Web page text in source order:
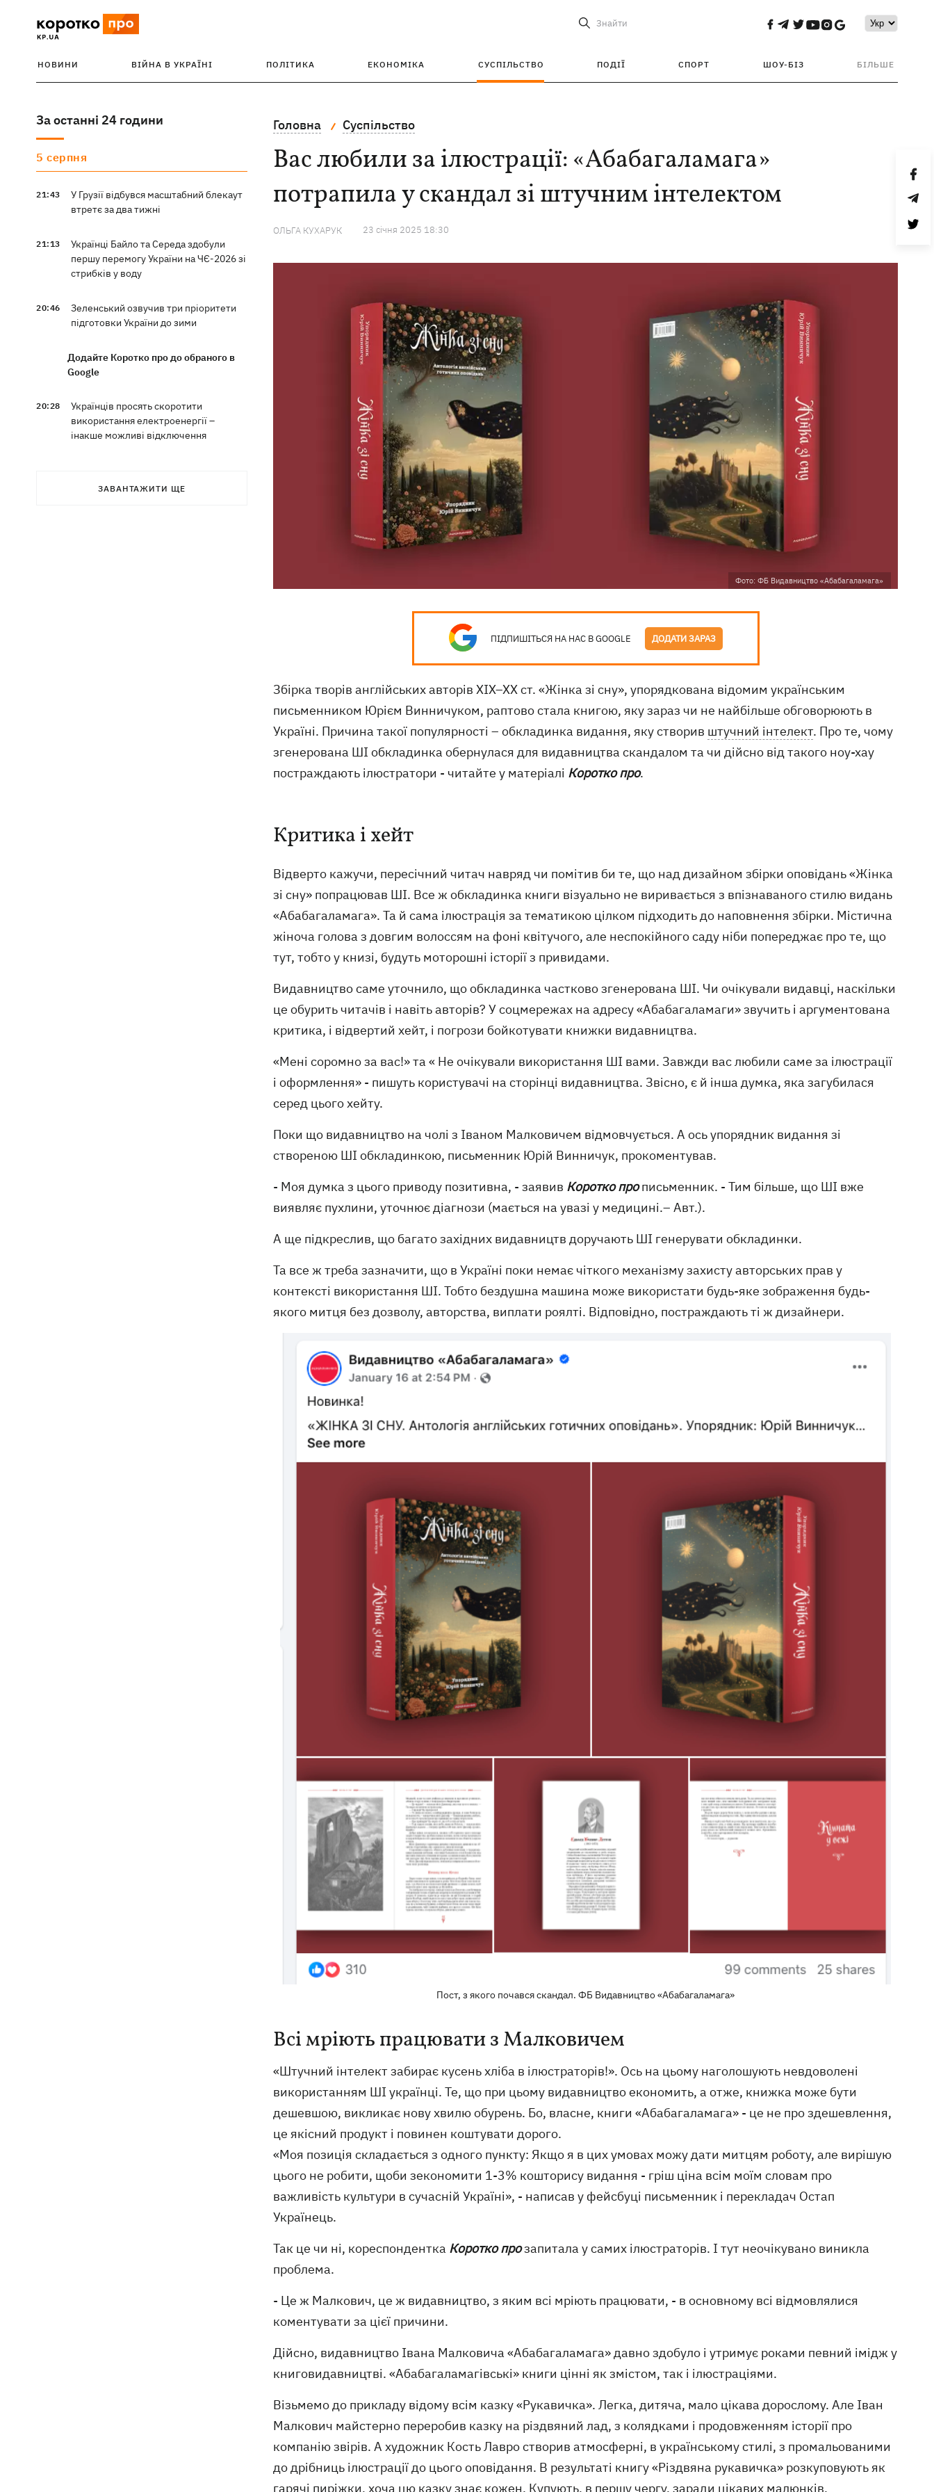
Знайти
НОВИНИ ВІЙНА В УКРАЇНІ ПОЛІТИКА ЕКОНОМІКА СУСПІЛЬСТВО ПОДІЇ СПОРТ ШОУ-БІЗ БІЛЬШЕ
За останні 24 години
5 серпня
21:43
У Грузії відбувся масштабний блекаут
втретє за два тижні
21:13
Українці Байло та Середа здобули
першу перемогу України на ЧЄ-2026 зі
стрибків у воду
20:46
Зеленський озвучив три пріоритети
підготовки України до зими
Додайте Коротко про до обраного в
Google
20:28
Українців просять скоротити
використання електроенергії –
інакше можливі відключення
блискавки просто на полі
ЗАВАНТАЖИТИ ЩЕ
Головна Суспільство
Вас любили за ілюстрації: «Абабагаламага»
потрапила у скандал зі штучним інтелектом
ОЛЬГА КУХАРУК 23 сiчня 2025 18:30
Фото: ФБ Видавництво «Абабагаламага»
ПІДПИШІТЬСЯ НА НАС В GOOGLE ДОДАТИ ЗАРАЗ
Збірка творів англійських авторів ХІХ–ХХ ст. «Жінка зі сну», упорядкована відомим українським
письменником Юрієм Винничуком, раптово стала книгою, яку зараз чи не найбільше обговорюють в
Україні. Причина такої популярності – обкладинка видання, яку створив штучний інтелект. Про те, чому
згенерована ШІ обкладинка обернулася для видавництва скандалом та чи дійсно від такого ноу-хау
постраждають ілюстратори - читайте у матеріалі Коротко про.
Критика і хейт
Відверто кажучи, пересічний читач навряд чи помітив би те, що над дизайном збірки оповідань «Жінка
зі сну» попрацював ШІ. Все ж обкладинка книги візуально не виривається з впізнаваного стилю видань
«Абабагаламага». Та й сама ілюстрація за тематикою цілком підходить до наповнення збірки. Містична
жіноча голова з довгим волоссям на фоні квітучого, але неспокійного саду ніби попереджає про те, що
тут, тобто у книзі, будуть моторошні історії з привидами.
Видавництво саме уточнило, що обкладинка частково згенерована ШІ. Чи очікували видавці, наскільки
це обурить читачів і навіть авторів? У соцмережах на адресу «Абабагаламаги» звучить і аргументована
критика, і відвертий хейт, і погрози бойкотувати книжки видавництва.
«Мені соромно за вас!» та « Не очікували використання ШІ вами. Завжди вас любили саме за ілюстрації
і оформлення» - пишуть користувачі на сторінці видавництва. Звісно, є й інша думка, яка загубилася
серед цього хейту.
Поки що видавництво на чолі з Іваном Малковичем відмовчується. А ось упорядник видання зі
створеною ШІ обкладинкою, письменник Юрій Винничук, прокоментував.
- Моя думка з цього приводу позитивна, - заявив Коротко прописьменник. - Тим більше, що ШІ вже
виявляє пухлини, уточнює діагнози (мається на увазі у медицині.– Авт.).
А ще підкреслив, що багато західних видавництв доручають ШІ генерувати обкладинки.
Та все ж треба зазначити, що в Україні поки немає чіткого механізму захисту авторських прав у
контексті використання ШІ. Тобто бездушна машина може використати будь-яке зображення будь-
якого митця без дозволу, авторства, виплати роялті. Відповідно, постраждають ті ж дизайнери.
Пост, з якого почався скандал. ФБ Видавництво «Абабагаламага»
Всі мріють працювати з Малковичем
«Штучний інтелект забирає кусень хліба в ілюстраторів!». Ось на цьому наголошують невдоволені
використанням ШІ українці. Те, що при цьому видавництво економить, а отже, книжка може бути
дешевшою, викликає нову хвилю обурень. Бо, власне, книги «Абабагаламага» - це не про здешевлення,
це якісний продукт і повинен коштувати дорого.
«Моя позиція складається з одного пункту: Якщо я в цих умовах можу дати митцям роботу, але вирішую
цього не робити, щоби зекономити 1-3% кошторису видання - гріш ціна всім моїм словам про
важливість культури в сучасній Україні», - написав у фейсбуці письменник і перекладач Остап
Українець.
Так це чи ні, кореспондентка Коротко прозапитала у самих ілюстраторів. І тут неочікувано виникла
проблема.
- Це ж Малкович, це ж видавництво, з яким всі мріють працювати, - в основному всі відмовлялися
коментувати за цієї причини.
Дійсно, видавництво Івана Малковича «Абабагаламага» давно здобуло і утримує роками певний імідж у
книговидавництві. «Абабагаламагівські» книги цінні як змістом, так і ілюстраціями.
Візьмемо до прикладу відому всім казку «Рукавичка». Легка, дитяча, мало цікава дорослому. Але Іван
Малкович майстерно переробив казку на різдвяний лад, з колядками і продовженням історії про
компанію звірів. А художник Кость Лавро створив атмосферні, в українському стилі, з промальованими
до дрібниць ілюстрації до цього оповідання. В результаті книгу «Різдвяна рукавичка» розкуповують як
гарячі пиріжки, хоча цю казку знає кожен. Купують, в першу чергу, заради цікавих малюнків.